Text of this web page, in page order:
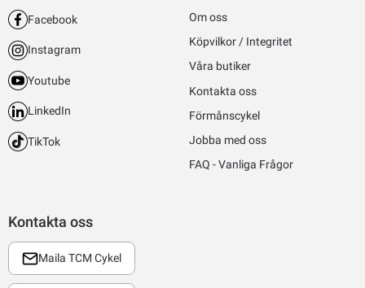
Kontakta oss
Maila TCM Cykel
Facebook
Instagram
Youtube
LinkedIn
TikTok
Om oss
Köpvilkor / Integritet
Våra butiker
Kontakta oss
Förmånscykel
Jobba med oss
FAQ - Vanliga Frågor